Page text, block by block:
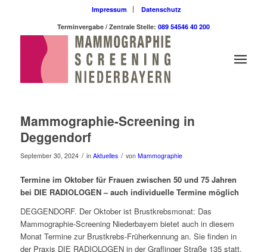
Impressum
Datenschutz
Terminvergabe / Zentrale Stelle: 089 54546 40 200
Mammographie-Screening in
Deggendorf
September 30, 2024 / in Aktuelles / von Mammographie
Termine im Oktober für Frauen zwischen 50 und 75 Jahren
bei DIE RADIOLOGEN – auch individuelle Termine möglich
DEGGENDORF. Der Oktober ist Brustkrebsmonat: Das
Mammographie-Screening Niederbayern bietet auch in diesem
Monat Termine zur Brustkrebs-Früherkennung an. Sie finden in
der Praxis DIE RADIOLOGEN in der Graflinger Straße 135 statt.